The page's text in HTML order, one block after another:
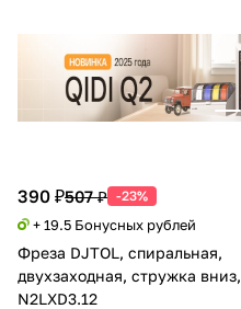
390 ₽507 ₽ -23%
+ 19.5 Бонусных рублей
Фреза DJTOL, спиральная,
двухзаходная, стружка вниз,
N2LXD3.12